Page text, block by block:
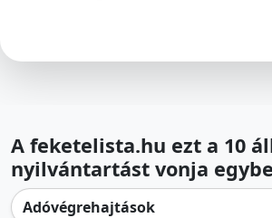
A feketelista.hu ezt a 10
nyilvántartást vonja egybe
Adóvégrehajtások